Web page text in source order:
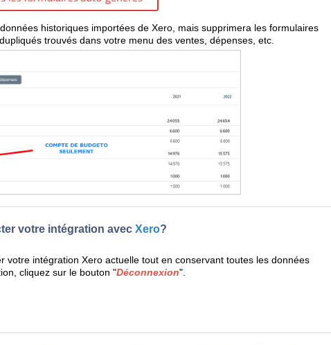
historiques importées de Xero, mais supprimera les formulaires
trouvés dans votre menu des ventes, dépenses, etc.
votre intégration avec Xero?
votre intégration Xero actuelle tout en conservant toutes les données
cliquez sur le bouton "Déconnexion".